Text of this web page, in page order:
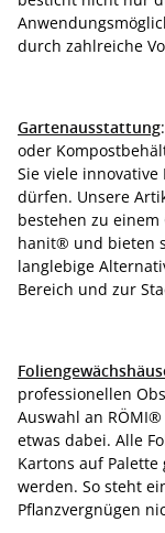
durch zahlreiche
Gartenausstattung
oder
Sie viele
dürfen. Unsere
bestehen zu
hanit® und bieten
langlebige
Bereich und zur
professionellen
Auswahl an
etwas dabei. Alle
Kartons auf
werden. So steht
Pflanzvergnügen